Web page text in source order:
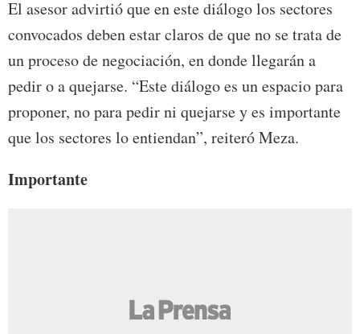
El asesor advirtió que en este diálogo los sectores
convocados deben estar claros de que no se trata de
un proceso de negociación, en donde llegarán a
pedir o a quejarse. “Este diálogo es un espacio para
proponer, no para pedir ni quejarse y es importante
que los sectores lo entiendan”, reiteró Meza.
Importante